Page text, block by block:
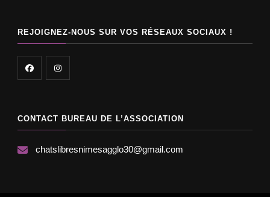
REJOIGNEZ-NOUS SUR VOS RÉSEAUX SOCIAUX !
CONTACT BUREAU DE L’ASSOCIATION
chatslibresnimesagglo30@gmail.com